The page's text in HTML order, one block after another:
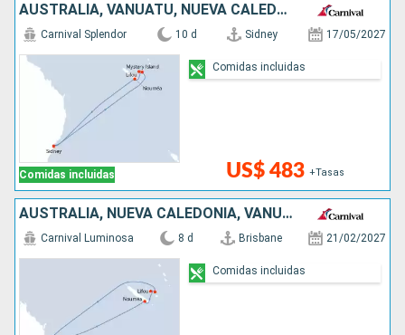
AUSTRALIA, VANUATU, NUEVA CALEDONIA
Comidas incluidas
Carnival Splendor 10 d Sidney 17/05/2027
US$ 483 +Tasas
Comidas incluidas
AUSTRALIA, NUEVA CALEDONIA, VANUATU
Carnival Luminosa 8 d Brisbane 21/02/2027
Comidas incluidas